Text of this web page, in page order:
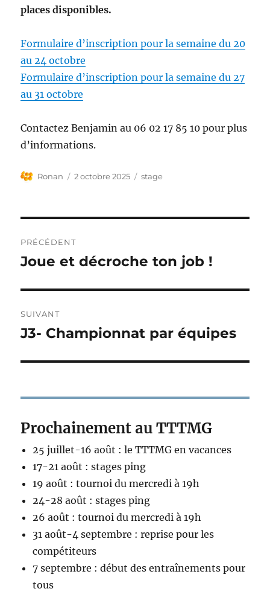
places disponibles.
Formulaire d’inscription pour la semaine du 20
au 24 octobre
Formulaire d’inscription pour la semaine du 27
au 31 octobre
Contactez Benjamin au 06 02 17 85 10 pour plus
d’informations.
Auteur
Ronan
Publié
2 octobre 2025 Étiquettes
stage
de
PRÉCÉDENT
Publication
Joue et décroche ton job !
SUIVANT
Publication
J3- Championnat par équipes
Prochainement au TTTMG
25 juillet-16 août : le TTTMG en vacances
17-21 août : stages ping
19 août : tournoi du mercredi à 19h
24-28 août : stages ping
26 août : tournoi du mercredi à 19h
31 août-4 septembre : reprise pour les
compétiteurs
7 septembre : début des entraînements pour
tous